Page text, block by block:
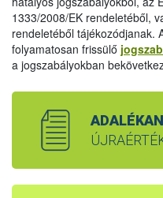
1333/2008/EK rendeletéből,
rendeletéből tájékozódjanak.
folyamatosan frissülő
a jogszabályokban